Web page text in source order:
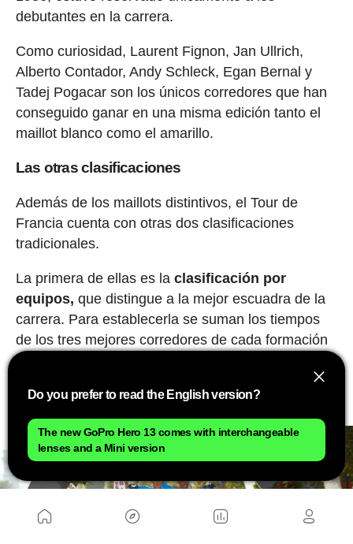
debutantes en la carrera.
Como curiosidad, Laurent Fignon, Jan Ullrich,
Alberto Contador, Andy Schleck, Egan Bernal y
Tadej Pogacar son los únicos corredores que han
conseguido ganar en una misma edición tanto el
maillot blanco como el amarillo.
Las otras clasificaciones
Además de los maillots distintivos, el Tour de
Francia cuenta con otras dos clasificaciones
tradicionales.
La primera de ellas es la clasificación por
equipos, que distingue a la mejor escuadra de la
carrera. Para establecerla se suman los tiempos
de los tres mejores corredores de cada formación
al final de cada etapa. Los integrantes del equipo
líder pueden lucir dorsales amarillos y, de forma
opcional, cascos amarillos durante la competición.
Do you prefer to read the English version?
The new GoPro Hero 13 comes with interchangeable
lenses and a Mini version